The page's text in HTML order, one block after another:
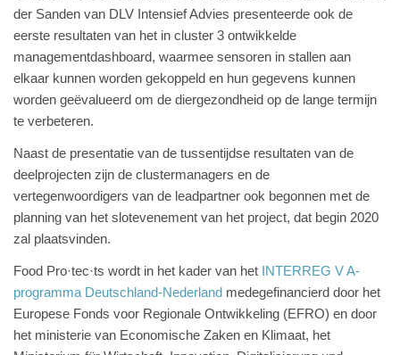
der Sanden van DLV Intensief Advies presenteerde ook de
eerste resultaten van het in cluster 3 ontwikkelde
managementdashboard, waarmee sensoren in stallen aan
elkaar kunnen worden gekoppeld en hun gegevens kunnen
worden geëvalueerd om de diergezondheid op de lange termijn
te verbeteren.
Naast de presentatie van de tussentijdse resultaten van de
deelprojecten zijn de clustermanagers en de
vertegenwoordigers van de leadpartner ook begonnen met de
planning van het slotevenement van het project, dat begin 2020
zal plaatsvinden.
Food Pro·tec·ts wordt in het kader van het INTERREG V A-
programma Deutschland-Nederland medegefinancierd door het
Europese Fonds voor Regionale Ontwikkeling (EFRO) en door
het ministerie van Economische Zaken en Klimaat, het